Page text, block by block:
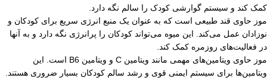
کمک کند و سیستم گوارشی کودک را سالم نگه دارد.
موز حاوی قند طبیعی است که به عنوان یک منبع انرژی سریع برای کودکان و
نوزادان عمل می‌کند. این میوه می‌تواند کودکان را پرانرژی نگه دارد و به آنها
در فعالیت‌های روزمره کمک کند.
موز حاوی ویتامین‌های مهمی مانند ویتامین C و ویتامین B6 است. این
ویتامین‌ها برای سیستم ایمنی قوی و رشد سالم کودکان بسیار ضروری هستند.